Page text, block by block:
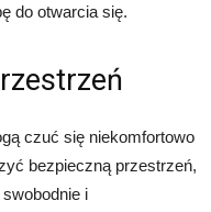
do otwarcia się.
czuć się niekomfortowo
bezpieczną przestrzeń,
i